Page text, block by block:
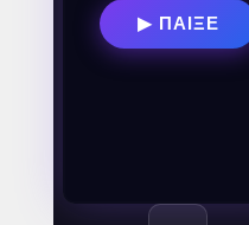
▶ ΠΑΙΞΕ